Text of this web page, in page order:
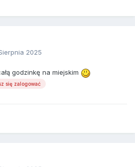
2025
godzinkę na miejskim
się zalogować